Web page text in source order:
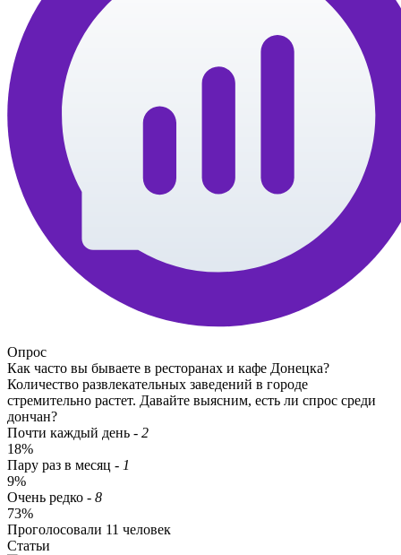
Опрос
Как часто вы бываете в ресторанах и кафе Донецка?
Количество развлекательных заведений в городе
стремительно растет. Давайте выясним, есть ли спрос среди
дончан?
Почти каждый день - 2
18%
Пару раз в месяц - 1
9%
Очень редко - 8
73%
Проголосовали 11 человек
Статьи